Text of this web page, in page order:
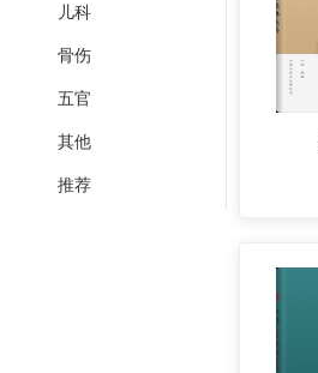
儿科
骨伤
五官
其他
推荐